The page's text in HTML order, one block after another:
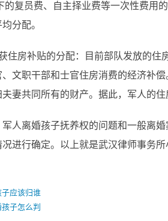
的复员费、自主择业费等一次性费用
分配。
房补贴的分配：目前部队发放的住
文职干部和士官住房消费的经济补
妻共同所有的财产。据此，军人的
离婚孩子抚养权的问题和一般离婚
进行确定。以上就是武汉律师事务
应该归谁
子怎么判